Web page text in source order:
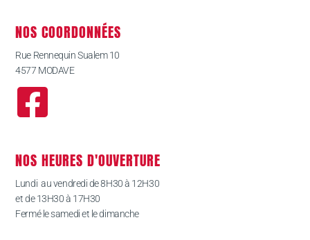
NOS COORDONNÉES
Rue Rennequin Sualem 10
4577 MODAVE
NOS HEURES D'OUVERTURE
Lundi au vendredi de 8H30 à 12H30
et de 13H30 à 17H30
Fermé le samedi et le dimanche